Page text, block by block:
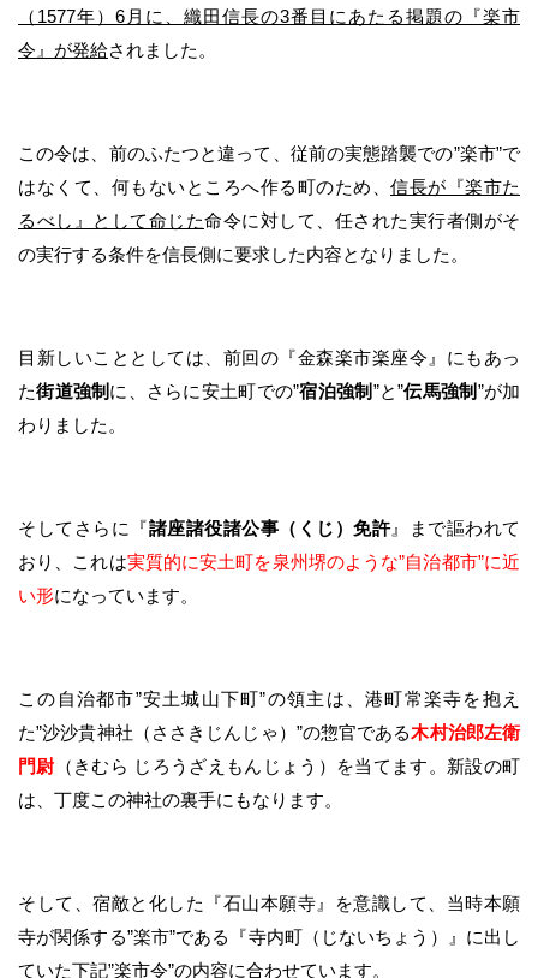
（1577年）6月に、織田信長の3番目にあたる掲題の『楽市
令』が発給されました。
この令は、前のふたつと違って、従前の実態踏襲での”楽市”で
はなくて、何もないところへ作る町のため、 信長が『楽市た
るべし』として命じた命令に対して、任された実行者側がそ
の実行する条件を信長側に要求した内容となりました。
目新しいこととしては、前回の『金森楽市楽座令』にもあっ
た街道強制 に、さらに安土町での”宿泊強制 ”と”伝馬強制 ”が加
わりました。
そしてさらに『諸座諸役諸公事（くじ）免許』まで謳われて
おり、これは実質的に安土町を泉州堺のような”自治都市”に近
い形になっています。
この自治都市”安土城山下町”の領主は、港町常楽寺を抱え
た”沙沙貴神社（ささきじんじゃ）”の惣官である木村治郎左衛
門尉 （きむら じろうざえもんじょう）を当てます。新設の町
は、丁度この神社の裏手にもなります。
そして、宿敵と化した『石山本願寺』を意識して、当時本願
寺が関係する”楽市”である『寺内町（じないちょう）』に出し
ていた下記”楽市令”の内容に合わせています。